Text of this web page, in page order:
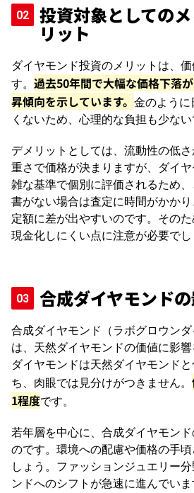
投資対象としての
リット
ダイヤモンド投資のメリットは、
す。 過去50年間で大幅な価格下落
昇傾向を示しています。 金のように
くないため、心理的な負担も少ない
デメリットとしては、流動性の低
重さで価格が決まりますが、ダイ
雑な基準で個別に評価されるため
書がない場合は査定に時間がかか
定額に差が出やすいのです。その
現金化しにくい点に注意が必要でし
合成ダイヤモンド
合成ダイヤモンド（ラボグロウン
は、天然ダイヤモンドの価値に影
ダイヤモンドは天然ダイヤモンド
ち、肉眼では見分けがつきません。
1程度です。
若年層を中心に、合成ダイヤモン
のです。環境への配慮や価格の手
しょう。ファッションジュエリー
ンドへのシフトが急速に進んでいま